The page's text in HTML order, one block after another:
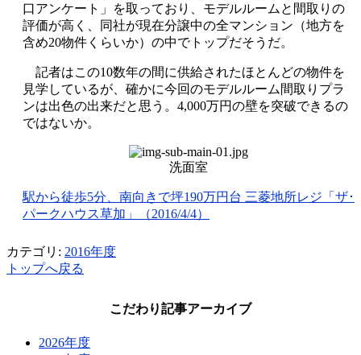
口アンケート」を取っており、モデルルームと間取りの
評価が高く、同社が現在分譲中の全マンション（地方を
含め20物件くらいか）の中でトップだそうだ。
記者はこの10数年の間に供給されたほとんどの物件を
見学しているが、確かに今回のモデルルーム間取りプラ
ンは出色の出来だと思う。4,000万円の壁を突破できるの
ではないか。
洗面室
駅から徒歩5分、南向きで坪190万円台 三菱地所レジ「ザ･
パークハウス草加」（2016/4/4）
カテゴリ: 2016年度
トップへ戻る
こだわり記事アーカイブ
2026年度